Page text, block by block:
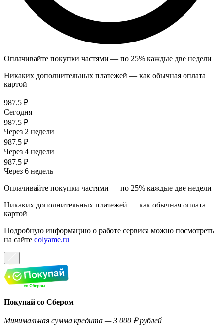
Оплачивайте покупки частями — по 25% каждые две недели
Никаких дополнительных платежей — как обычная оплата
картой
987.5 ₽
Сегодня
987.5 ₽
Через 2 недели
987.5 ₽
Через 4 недели
987.5 ₽
Через 6 недель
Оплачивайте покупки частями — по 25% каждые две недели
Никаких дополнительных платежей — как обычная оплата
картой
Подробную информацию о работе сервиса можно посмотреть
на сайте dolyame.ru
Покупай со Сбером
Минимальная сумма кредита — 3 000 ₽ рублей